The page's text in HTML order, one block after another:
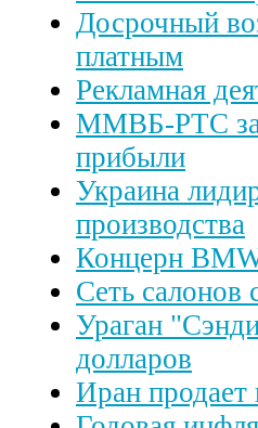
Досрочный
платным
Рекламная
ММВБ-РТС
прибыли
Украина
производства
Концерн
Сеть салонов
Ураган
долларов
Иран продает